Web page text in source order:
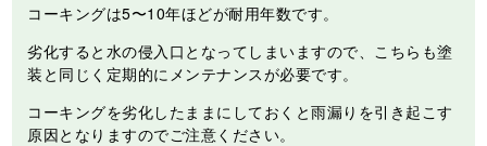
コーキングは5〜10年ほどが耐用年数です。
劣化すると水の侵入口となってしまいますので、こちらも塗
装と同じく定期的にメンテナンスが必要です。
コーキングを劣化したままにしておくと雨漏りを引き起こす
原因となりますのでご注意ください。